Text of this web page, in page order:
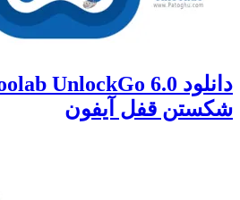
شکستن قفل آیفون